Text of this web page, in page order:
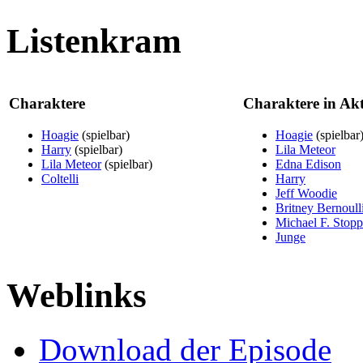
Listenkram
Charaktere
Hoagie (spielbar)
Harry (spielbar)
Lila Meteor(spielbar)
Coltelli
Charaktere in
Hoagie (spielbar)
Lila Meteor
Edna Edison
Harry
Jeff Woodie
Britney
Michael F.
Junge
Weblinks
Download der Episode